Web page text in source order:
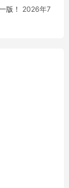
版！
2026年7